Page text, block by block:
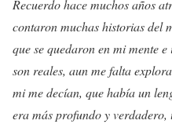
Recuerdo hace muchos años
contaron muchas historias del
que se quedaron en mi mente
son reales, aun me falta
mi me decían, que había un
era más profundo y verdadero,